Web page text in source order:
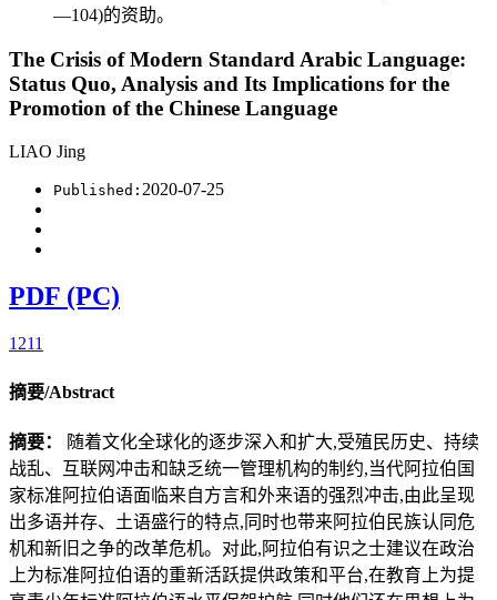
—104)的资助。
The Crisis of Modern Standard Arabic Language:
Status Quo, Analysis and Its Implications for the
Promotion of the Chinese Language
LIAO Jing
Published: 2020-07-25
PDF (PC)
1211
摘要/Abstract
摘要：
随着文化全球化的逐步深入和扩大,受殖民历史、持续
战乱、互联网冲击和缺乏统一管理机构的制约,当代阿拉伯国
家标准阿拉伯语面临来自方言和外来语的强烈冲击,由此呈现
出多语并存、土语盛行的特点,同时也带来阿拉伯民族认同危
机和新旧之争的改革危机。对此,阿拉伯有识之士建议在政治
上为标准阿拉伯语的重新活跃提供政策和平台,在教育上为提